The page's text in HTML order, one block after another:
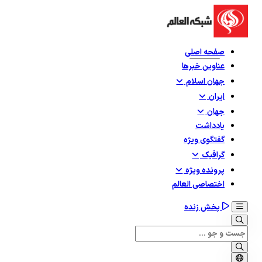
صفحه اصلی
عناوین خبرها
جهان اسلام
ایران
جهان
یادداشت
گفتگوی ویژه
گرافيک
پرونده ویژه
اختصاصی العالم
پخش زنده